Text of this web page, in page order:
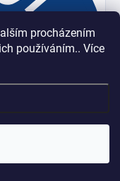
procházením
používáním.. Více